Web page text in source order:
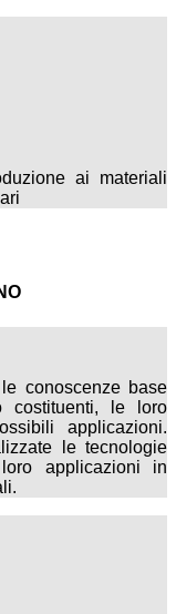
ai materiali
conoscenze base
costituenti, le loro
applicazioni.
le tecnologie
applicazioni in